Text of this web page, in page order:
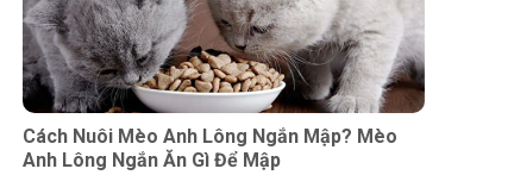
Cách Nuôi Mèo Anh Lông Ngắn Mập? Mèo
Anh Lông Ngắn Ăn Gì Để Mập